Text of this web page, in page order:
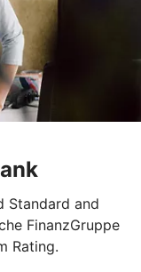
Standard and
FinanzGruppe
Rating.